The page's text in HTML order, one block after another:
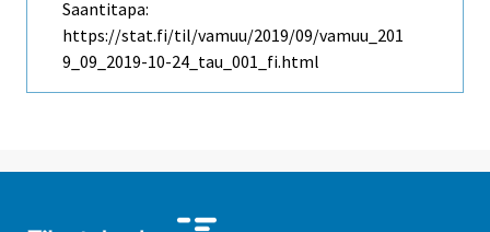
Saantitapa:
https://stat.fi/til/vamuu/2019/09/vamuu_201
9_09_2019-10-24_tau_001_fi.html